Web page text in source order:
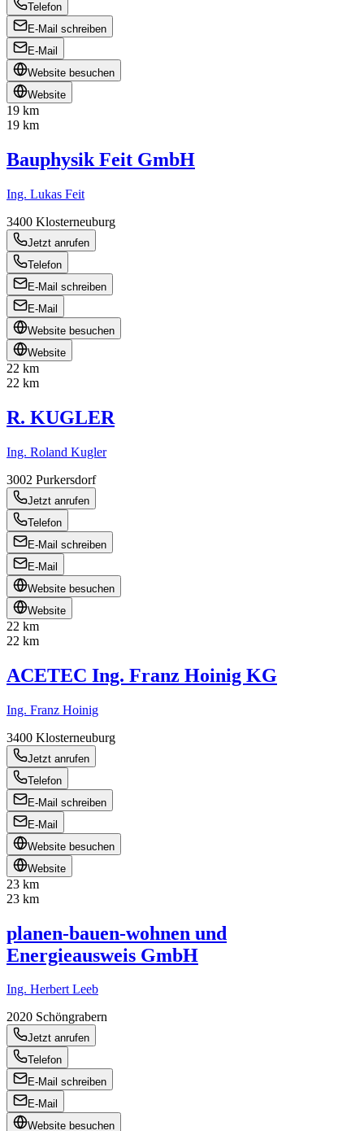
Telefon
E-Mail schreiben
E-Mail
Website besuchen
Website
19 km
19 km
Bauphysik Feit GmbH
Ing. Lukas Feit
3400 Klosterneuburg
Jetzt anrufen
Telefon
E-Mail schreiben
E-Mail
Website besuchen
Website
22 km
22 km
R. KUGLER
Ing. Roland Kugler
3002 Purkersdorf
Jetzt anrufen
Telefon
E-Mail schreiben
E-Mail
Website besuchen
Website
22 km
22 km
ACETEC Ing. Franz Hoinig KG
Ing. Franz Hoinig
3400 Klosterneuburg
Jetzt anrufen
Telefon
E-Mail schreiben
E-Mail
Website besuchen
Website
23 km
23 km
planen-bauen-wohnen und
Energieausweis GmbH
Ing. Herbert Leeb
2020 Schöngrabern
Jetzt anrufen
Telefon
E-Mail schreiben
E-Mail
Website besuchen